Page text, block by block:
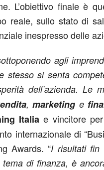
L’obiettivo finale è
reale, sullo stato di
inespresso delle
agli
stesso si senta
dell’azienda. Le
,marketing e
Italiae vincitore
internazionale di
Awards. “I risultati fin
di finanza, è